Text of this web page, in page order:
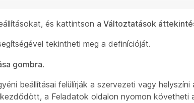
és kattintson a Változtatások
tekintheti meg a definícióját.
gombra.
beállításai felülírják a szervezeti vagy
a Feladatok oldalon nyomon követheti